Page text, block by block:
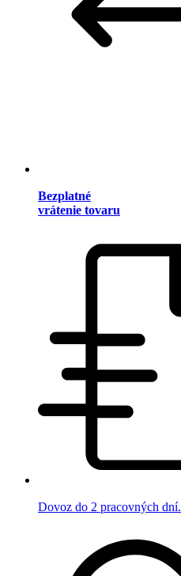
Bezplatné
vrátenie tovaru
Dovoz do 2 pracovných dní.